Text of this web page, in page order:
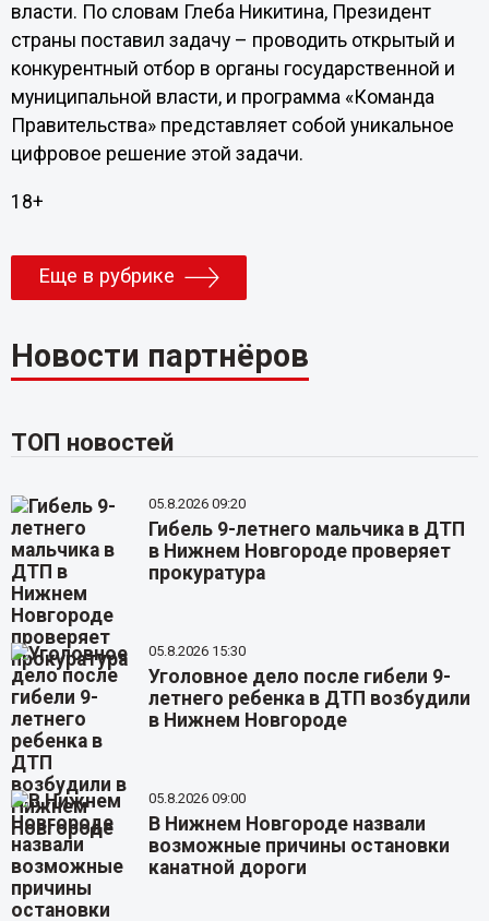
власти. По словам Глеба Никитина, Президент
страны поставил задачу – проводить открытый и
конкурентный отбор в органы государственной и
муниципальной власти, и программа «Команда
Правительства» представляет собой уникальное
цифровое решение этой задачи.
18+
Еще в рубрике
Новости партнёров
ТОП новостей
05.8.2026 09:20
Гибель 9-летнего мальчика в ДТП
в Нижнем Новгороде проверяет
прокуратура
05.8.2026 15:30
Уголовное дело после гибели 9-
летнего ребенка в ДТП возбудили
в Нижнем Новгороде
05.8.2026 09:00
В Нижнем Новгороде назвали
возможные причины остановки
канатной дороги